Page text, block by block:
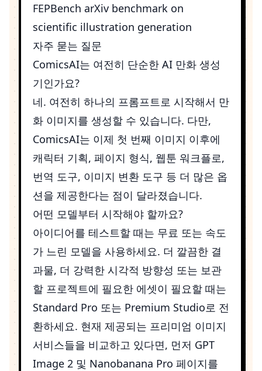
FEPBench arXiv benchmark on
scientific illustration generation
자주 묻는 질문
ComicsAI는 여전히 단순한 AI 만화 생성
기인가요?
네. 여전히 하나의 프롬프트로 시작해서 만
화 이미지를 생성할 수 있습니다. 다만,
ComicsAI는 이제 첫 번째 이미지 이후에
캐릭터 기획, 페이지 형식, 웹툰 워크플로,
번역 도구, 이미지 변환 도구 등 더 많은 옵
션을 제공한다는 점이 달라졌습니다.
어떤 모델부터 시작해야 할까요?
아이디어를 테스트할 때는 무료 또는 속도
가 느린 모델을 사용하세요. 더 깔끔한 결
과물, 더 강력한 시각적 방향성 또는 보관
할 프로젝트에 필요한 에셋이 필요할 때는
Standard Pro 또는 Premium Studio로 전
환하세요. 현재 제공되는 프리미엄 이미지
서비스들을 비교하고 있다면, 먼저 GPT
Image 2 및 Nanobanana Pro 페이지를